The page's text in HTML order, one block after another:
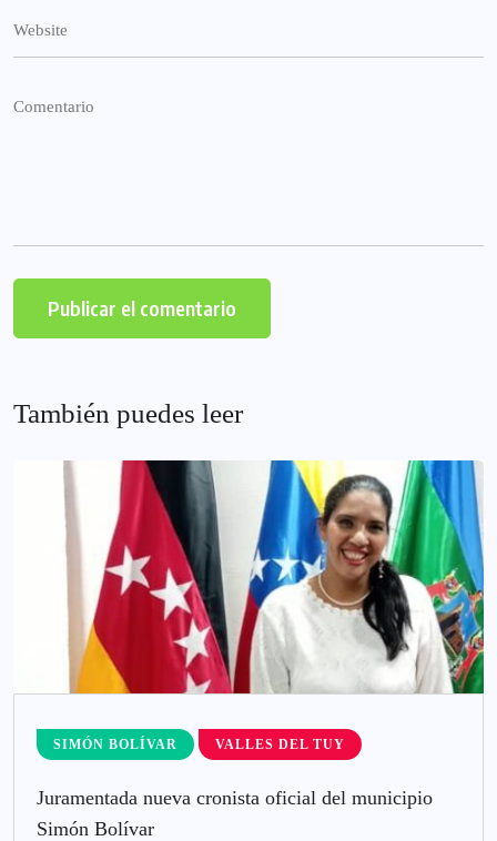
También puedes leer
SIMÓN BOLÍVAR VALLES DEL TUY
Juramentada nueva cronista oficial del municipio
Simón Bolívar